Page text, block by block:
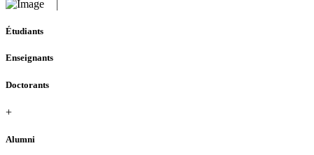
Étudiants
Enseignants
Doctorants
+
Alumni